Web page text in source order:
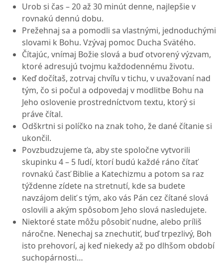
Urob si čas – 20 až 30 minút denne, najlepšie v
rovnakú dennú dobu.
Prežehnaj sa a pomodli sa vlastnými, jednoduchými
slovami k Bohu. Vzývaj pomoc Ducha Svätého.
Čítajúc, vnímaj Božie slová a buď otvorený výzvam,
ktoré adresujú tvojmu každodennému životu.
Keď dočítaš, zotrvaj chvíľu v tichu, v uvažovaní nad
tým, čo si počul a odpovedaj v modlitbe Bohu na
Jeho oslovenie prostredníctvom textu, ktorý si
práve čítal.
Odškrtni si políčko na znak toho, že dané čítanie si
ukončil.
Povzbudzujeme ťa, aby ste spoločne vytvorili
skupinku 4 – 5 ľudí, ktorí budú každé ráno čítať
rovnakú časť Biblie a Katechizmu a potom sa raz
týždenne zídete na stretnutí, kde sa budete
navzájom deliť s tým, ako vás Pán cez čítané slová
oslovili a akým spôsobom Jeho slová nasledujete.
Niektoré state môžu pôsobiť nudne, alebo príliš
náročne. Nenechaj sa znechutiť, buď trpezlivý, Boh
isto prehovorí, aj keď niekedy až po dlhšom období
suchopárnosti…